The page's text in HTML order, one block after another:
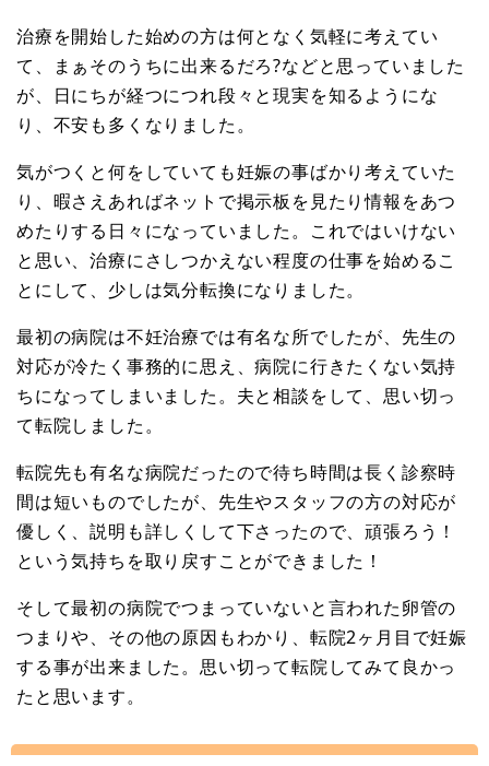
治療を開始した始めの方は何となく気軽に考えてい
て、まぁそのうちに出来るだろ?などと思っていました
が、日にちが経つにつれ段々と現実を知るようにな
り、不安も多くなりました。
気がつくと何をしていても妊娠の事ばかり考えていた
り、暇さえあればネットで掲示板を見たり情報をあつ
めたりする日々になっていました。これではいけない
と思い、治療にさしつかえない程度の仕事を始めるこ
とにして、少しは気分転換になりました。
最初の病院は不妊治療では有名な所でしたが、先生の
対応が冷たく事務的に思え、病院に行きたくない気持
ちになってしまいました。夫と相談をして、思い切っ
て転院しました。
転院先も有名な病院だったので待ち時間は長く診察時
間は短いものでしたが、先生やスタッフの方の対応が
優しく、説明も詳しくして下さったので、頑張ろう！
という気持ちを取り戻すことができました！
そして最初の病院でつまっていないと言われた卵管の
つまりや、その他の原因もわかり、転院2ヶ月目で妊娠
する事が出来ました。思い切って転院してみて良かっ
たと思います。